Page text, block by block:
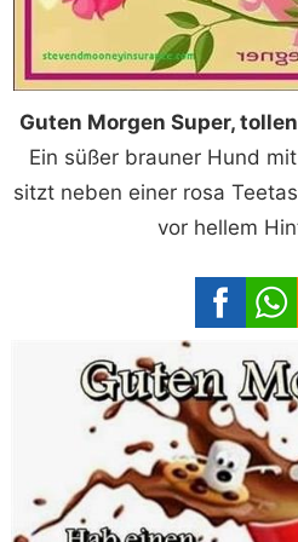
Guten Morgen Super,
Ein süßer brauner Hund
sitzt neben einer rosa
vor hellem